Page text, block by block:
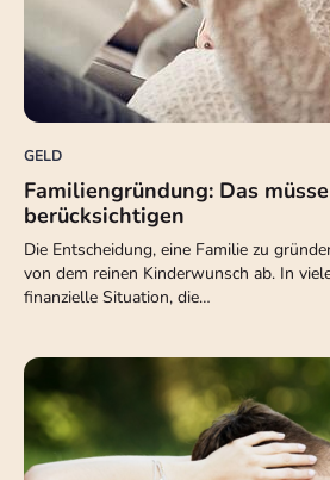
GELD
Familiengründung: Das
berücksichtigen
Die Entscheidung, eine Familie zu
von dem reinen Kinderwunsch ab. In
finanzielle Situation, die…